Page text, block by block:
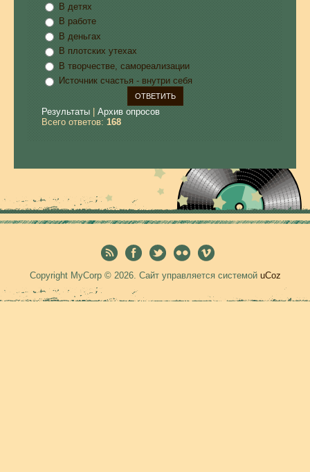
В детях
В работе
В деньгах
В плотских утехах
В творчестве, самореализации
Источник счастья - внутри себя
Результаты
Архив опросов
Всего ответов: 168
Copyright MyCorp © 2026. Сайт управляется системой uCoz